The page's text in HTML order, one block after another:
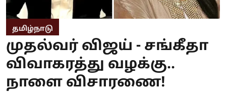
தமிழ்நாடு
முதல்வர் விஜய் - சங்கீதா
விவாகரத்து வழக்கு..
நாளை விசாரணை!